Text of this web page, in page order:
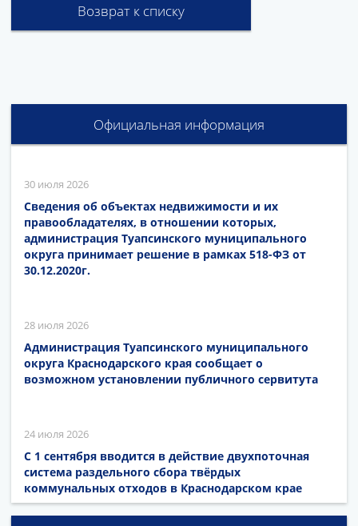
Возврат к списку
Официальная информация
30 июля 2026
Сведения об объектах недвижимости и их
правообладателях, в отношении которых,
администрация Туапсинского муниципального
округа принимает решение в рамках 518-ФЗ от
30.12.2020г.
28 июля 2026
Администрация Туапсинского муниципального
округа Краснодарского края сообщает о
возможном установлении публичного сервитута
24 июля 2026
С 1 сентября вводится в действие двухпоточная
система раздельного сбора твёрдых
коммунальных отходов в Краснодарском крае